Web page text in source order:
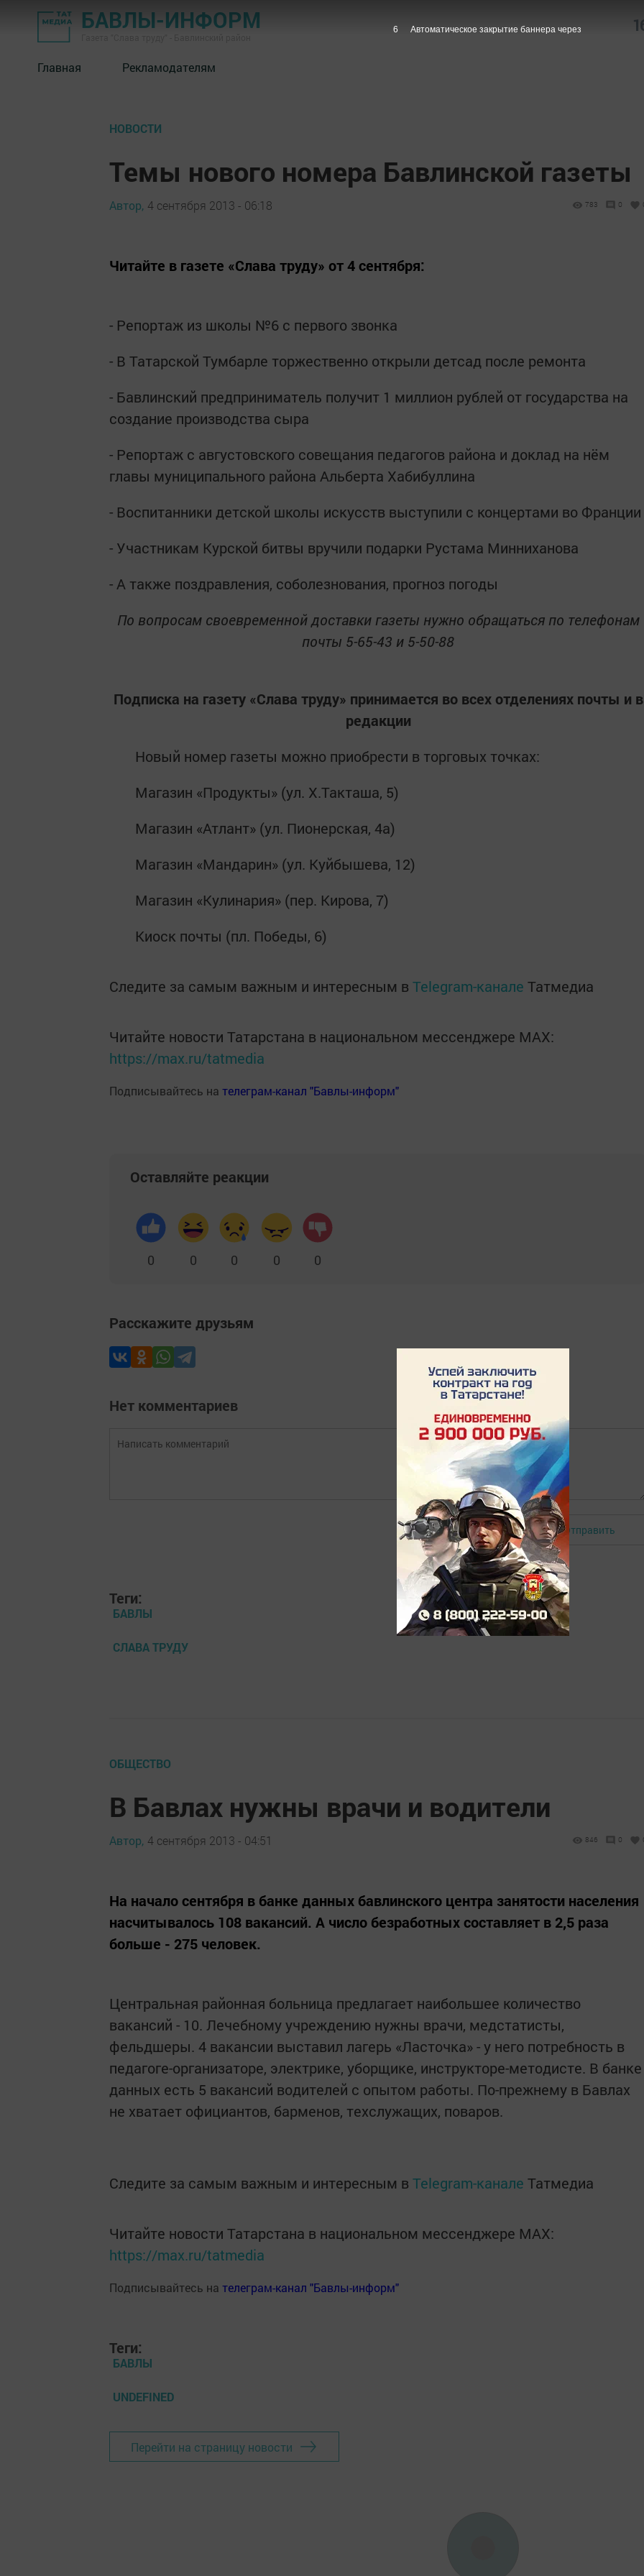
БАВЛЫ-ИНФОРМ
Главная Рекламодателям
НОВОСТИ
Темы нового номера Бавлинской газеты
Автор, 4 сентября 2013 - 06:18 783 0
Читайте в газете «Слава труду» от 4 сентября:
- Репортаж из школы №6 с первого звонка
- В Татарской Тумбарле торжественно открыли детсад после ремонта
- Бавлинский предприниматель получит 1 миллион рублей от государства на
создание производства сыра
- Репортаж с августовского совещания педагогов района и доклад на нём
главы муниципального района Альберта Хабибуллина
- Воспитанники детской школы искусств выступили с концертами во Франции
- Участникам Курской битвы вручили подарки Рустама Минниханова
- А также поздравления, соболезнования, прогноз погоды
По вопросам своевременной доставки газеты нужно обращаться по телефонам
почты 5-65-43 и 5-50-88
Подписка на газету «Слава труду» принимается во всех отделениях почты и в
редакции
Новый номер газеты можно приобрести в торговых точках:
Магазин «Продукты» (ул. Х.Такташа, 5)
Магазин «Атлант» (ул. Пионерская, 4а)
Магазин «Мандарин» (ул. Куйбышева, 12)
Магазин «Кулинария» (пер. Кирова, 7)
Киоск почты (пл. Победы, 6)
Следите за самым важным и интересным в Telegram-канале Татмедиа
Читайте новости Татарстана в национальном мессенджере MАХ:
https://max.ru/tatmedia
Подписывайтесь на телеграм-канал "Бавлы-информ"
Оставляйте реакции
0 0 0 0 0
Расскажите друзьям
Нет комментариев
Авторизоваться Отправить
Теги:
БАВЛЫ
СЛАВА ТРУДУ
ОБЩЕСТВО
В Бавлах нужны врачи и водители
Автор, 4 сентября 2013 - 04:51 846 0
На начало сентября в банке данных бавлинского центра занятости населения
насчитывалось 108 вакансий. А число безработных составляет в 2,5 раза
больше - 275 человек.
Центральная районная больница предлагает наибольшее количество
вакансий - 10. Лечебному учреждению нужны врачи, медстатисты,
фельдшеры. 4 вакансии выставил лагерь «Ласточка» - у него потребность в
педагоге-организаторе, электрике, уборщике, инструкторе-методисте. В банке
данных есть 5 вакансий водителей с опытом работы. По-прежнему в Бавлах
не хватает официантов, барменов, техслужащих, поваров.
Следите за самым важным и интересным в Telegram-канале Татмедиа
Читайте новости Татарстана в национальном мессенджере MАХ:
https://max.ru/tatmedia
Подписывайтесь на телеграм-канал "Бавлы-информ"
Теги:
БАВЛЫ
UNDEFINED
Перейти на страницу новости
5 Автоматическое закрытие баннера через